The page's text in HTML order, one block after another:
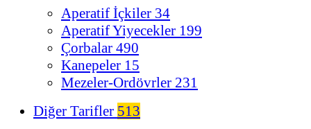
Aperatif İçkiler 34
Aperatif Yiyecekler 199
Çorbalar 490
Kanepeler 15
Mezeler-Ordövrler 231
Diğer Tarifler 513